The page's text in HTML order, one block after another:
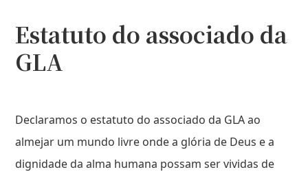
Estatuto do associado da
GLA
Declaramos o estatuto do associado da GLA ao
almejar um mundo livre onde a glória de Deus e a
dignidade da alma humana possam ser vividas de